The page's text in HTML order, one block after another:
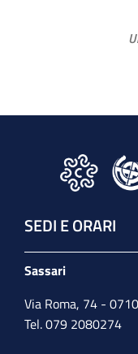
SEDI E ORARI
Sassari
Via Roma, 74 -
Tel. 079 2080274